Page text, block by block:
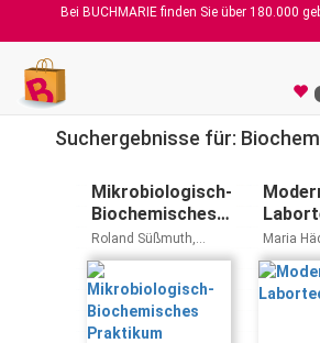
Bei BUCHMARIE finden Sie über 180.000
Suchergebnisse für:
Mikrobiologisch-
Biochemisches
Praktikum
Roland Süßmuth,
Jürgen Eberspächer,
Rainer Haag
Maria
Peter